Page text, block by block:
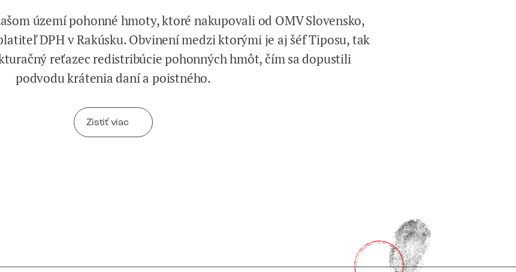
území pohonné hmoty, ktoré nakupovali od OMV Slovensko,
DPH v Rakúsku. Obvinení medzi ktorými je aj šéf Tiposu, tak
reťazec redistribúcie pohonných hmôt, čím sa dopustili
podvodu krátenia daní a poistného.
Zistiť viac